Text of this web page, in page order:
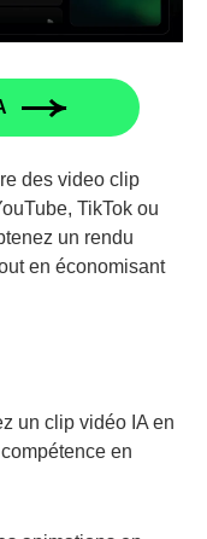
des video clip
TikTok ou
un rendu
en économisant
un clip vidéo IA en
en